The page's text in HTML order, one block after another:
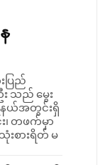
ပြည်
သည် မွေး
၊ တဖက်မှာ
းစားရိတ် မ